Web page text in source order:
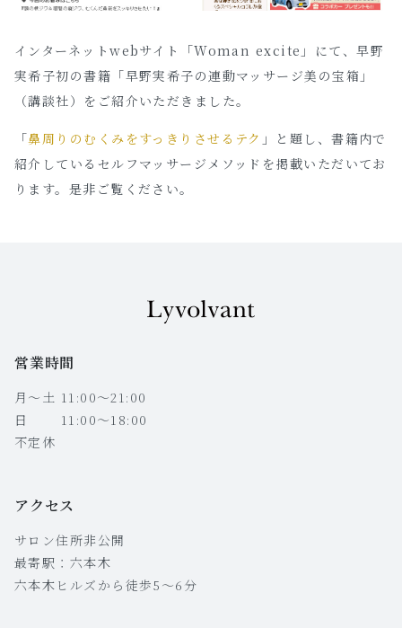
インターネットwebサイト「Woman excite」にて、早野
実希子初の書籍「早野実希子の連動マッサージ美の宝箱」
（講談社）をご紹介いただきました。
「鼻周りのむくみをすっきりさせるテク 」と題し、書籍内で
紹介しているセルフマッサージメソッドを掲載いただいてお
ります。是非ご覧ください。
営業時間
月〜土 11:00〜21:00
日 11:00〜18:00
不定休
アクセス
サロン住所非公開
最寄駅：六本木
六本木ヒルズから徒歩5〜6分